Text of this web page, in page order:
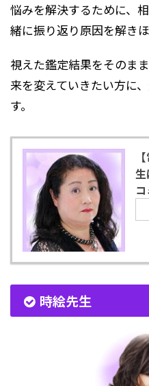
悩みを解決するために、
緒に振り返り原因を解きほ
視えた鑑定結果をそのま
来を変えていきたい方に
す。
時絵先生